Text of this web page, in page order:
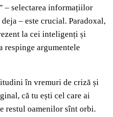
– selectarea informațiilor
– este crucial. Paradoxal,
la cei inteligenți și
respinge argumentele
în vremuri de criză și
că tu ești cel care ai
restul oamenilor sînt orbi.